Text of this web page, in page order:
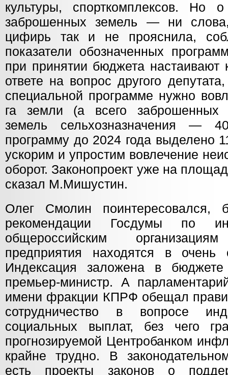
культуры, спорткомплексов. Но
заброшенных земель — ни
цифирь так и не прояснила,
показатели обозначенных
при принятии бюджета
ответе на вопрос другого
специальной программе нужно
га земли (а всего заброшенных
земель сельхозназначения —
программу до 2024 года выделено
ускорим и упростим вовлечение
оборот. Законопроект уже на
сказал М.Мишустин.
Олег Смолин поинтересовался,
рекомендации Госдумы по
общероссийским
предприятия находятся в очень
Индексация заложена в
премьер-министр. А
имени фракции КПРФ обещал
сотрудничество в вопросе
социальных выплат, без чего
прогнозируемой Центробанком
крайне трудно. В
есть проекты законов о